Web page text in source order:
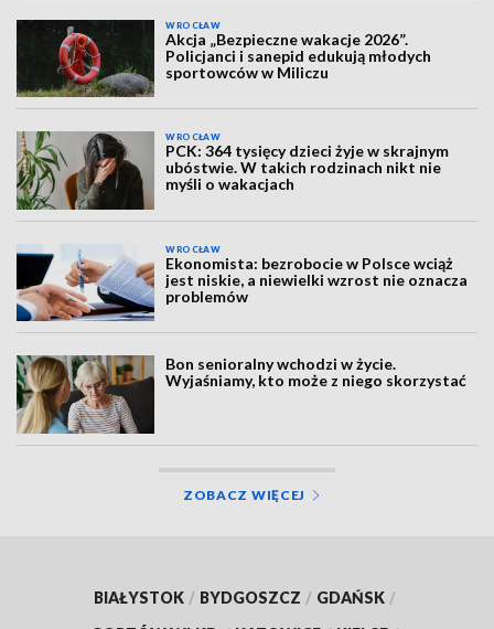
WROCŁAW
Akcja „Bezpieczne wakacje 2026”.
Policjanci i sanepid edukują młodych
sportowców w Miliczu
WROCŁAW
PCK: 364 tysięcy dzieci żyje w skrajnym
ubóstwie. W takich rodzinach nikt nie
myśli o wakacjach
WROCŁAW
Ekonomista: bezrobocie w Polsce wciąż
jest niskie, a niewielki wzrost nie oznacza
problemów
Bon senioralny wchodzi w życie.
Wyjaśniamy, kto może z niego skorzystać
ZOBACZ WIĘCEJ
BIAŁYSTOK / BYDGOSZCZ / GDAŃSK /